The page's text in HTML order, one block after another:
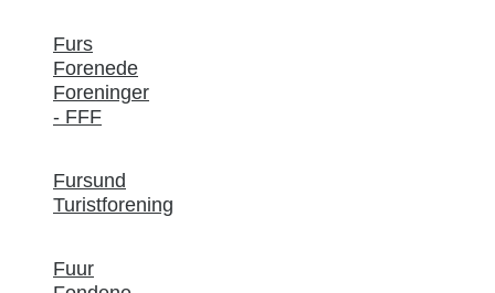
Furs
Forenede
Foreninger
- FFF
Fursund
Turistforening
Fuur